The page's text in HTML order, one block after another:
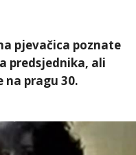
pjevačica poznate
predsjednika, ali
pragu 30.